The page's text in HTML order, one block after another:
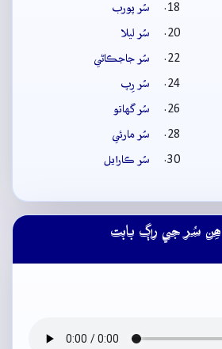
سُر پورب
سُر ليلا
سُر جاجڪاڻي
سُر رِپ
سُر گهاتو
سُر مارئي
سُر ڪارايل
ھِن سُر جي راڳ بابت